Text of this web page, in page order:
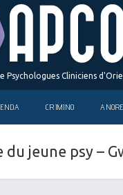
Psychologues Cliniciens
CRIMINO
du jeune psy –